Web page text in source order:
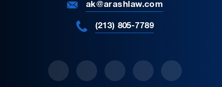
ak@arashlaw.com
(213) 805-7789